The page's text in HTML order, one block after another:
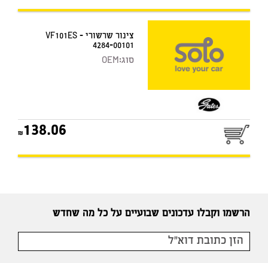
צינור שרשורי - VF101ES
4284-00101
סוג:OEM
138.06
הרשמו וקבלו עדכונים שבועיים על כל מה שחדש